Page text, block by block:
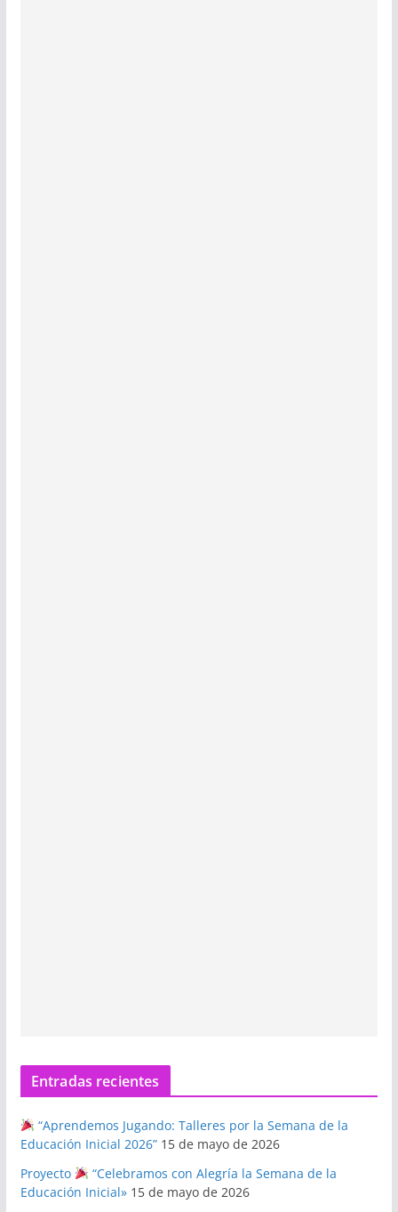
Entradas recientes
“Aprendemos Jugando: Talleres por la Semana de la
Educación Inicial 2026” 15 de mayo de 2026
Proyecto
“Celebramos con Alegría la Semana de la
Educación Inicial» 15 de mayo de 2026